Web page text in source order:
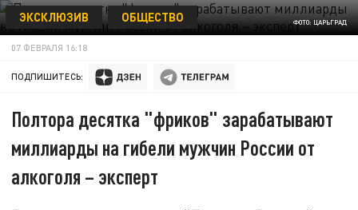
ФОТО: ЦАРЬГРАД
ЭКСКЛЮЗИВ ОБЩЕСТВО
07 ФЕВРАЛЯ 16:18
ПОДПИШИТЕСЬ:
Полтора десятка "фриков" зарабатывают
миллиарды на гибели мужчин России от
алкоголя – эксперт